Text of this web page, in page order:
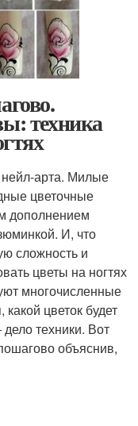
техника
арта. Милые
цветочные
дополнением
И, что
сложность и
цветы на ногтях
многочисленные
цветок будет
техники. Вот
объяснив,